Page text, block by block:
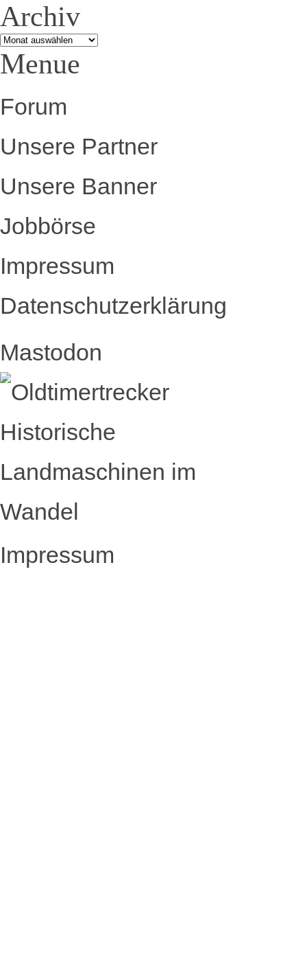
Archiv
Archiv
Menue
Forum
Unsere Partner
Unsere Banner
Jobbörse
Impressum
Datenschutzerklärung
Mastodon
Impressum